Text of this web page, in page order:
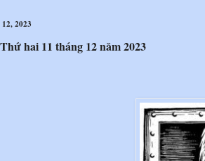
2023
hai 11 tháng 12 năm 2023